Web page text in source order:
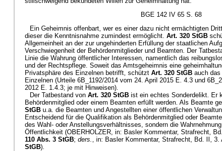
BGE 142 IV 65 S. 68
Ein Geheimnis offenbart, wer es einer dazu nicht ermächtigten
dieser die Kenntnisnahme zumindest ermöglicht. Art. 320 StGB
Allgemeinheit an der zur ungehinderten Erfüllung der staatlichen
Verschwiegenheit der Behördenmitglieder und Beamten. Der
Linie die Wahrung öffentlicher Interessen, namentlich das
und der Rechtspflege. Soweit das Amtsgeheimnis eine
Privatsphäre des Einzelnen betrifft, schützt Art. 320 StGB auch
Einzelnen (Urteile 6B_1192/2014 vom 24. April 2015 E. 4.3 und
2012 E. 1.4.3; je mit Hinweisen).
Der Tatbestand von Art. 320 StGB ist ein echtes Sonderdelikt. Er
Behördenmitglied oder einem Beamten erfüllt werden. Als Beamte
StGB u.a. die Beamten und Angestellten einer öffentlichen
Entscheidend für die Qualifikation als Behördenmitglied oder
des Wahl- oder Anstellungsverhältnisses, sondern die
Öffentlichkeit (OBERHOLZER, in: Basler Kommentar, Strafrecht,
110 Abs. 3 StGB; ders. , in: Basler Kommentar, Strafrecht, Bd. II,
StGB).